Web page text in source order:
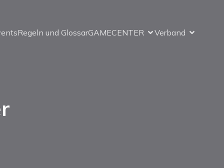
Regeln und GlossarGAMECENTER Verband